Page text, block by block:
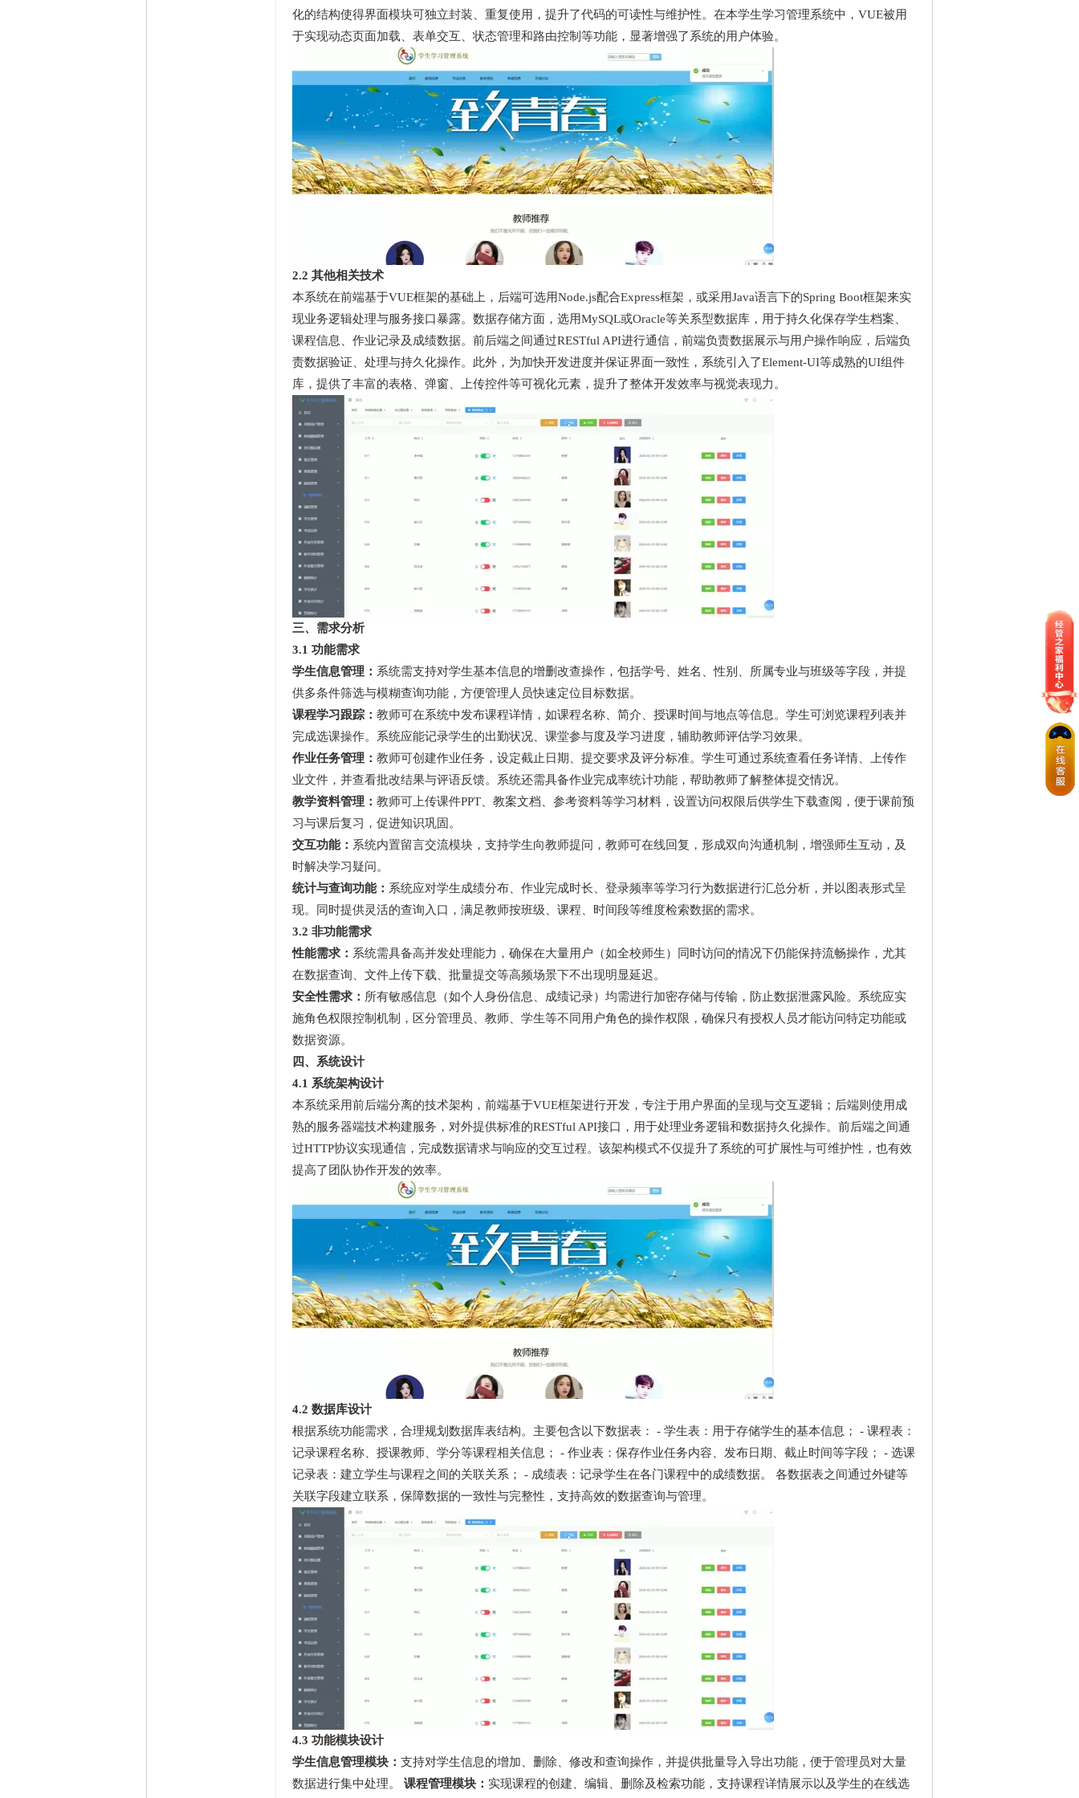
化的结构使得界面模块可独立封装、重复使用，提升了代码的可读性与维护性。在本学生学习管理系统中，VUE被用
于实现动态页面加载、表单交互、状态管理和路由控制等功能，显著增强了系统的用户体验。
2.2 其他相关技术
本系统在前端基于VUE框架的基础上，后端可选用Node.js配合Express框架，或采用Java语言下的Spring Boot框架来实
现业务逻辑处理与服务接口暴露。数据存储方面，选用MySQL或Oracle等关系型数据库，用于持久化保存学生档案、
课程信息、作业记录及成绩数据。前后端之间通过RESTful API进行通信，前端负责数据展示与用户操作响应，后端负
责数据验证、处理与持久化操作。此外，为加快开发进度并保证界面一致性，系统引入了Element-UI等成熟的UI组件
库，提供了丰富的表格、弹窗、上传控件等可视化元素，提升了整体开发效率与视觉表现力。
三、需求分析
3.1 功能需求
学生信息管理： 系统需支持对学生基本信息的增删改查操作，包括学号、姓名、性别、所属专业与班级等字段，并提
供多条件筛选与模糊查询功能，方便管理人员快速定位目标数据。
课程学习跟踪： 教师可在系统中发布课程详情，如课程名称、简介、授课时间与地点等信息。学生可浏览课程列表并
完成选课操作。系统应能记录学生的出勤状况、课堂参与度及学习进度，辅助教师评估学习效果。
作业任务管理： 教师可创建作业任务，设定截止日期、提交要求及评分标准。学生可通过系统查看任务详情、上传作
业文件，并查看批改结果与评语反馈。系统还需具备作业完成率统计功能，帮助教师了解整体提交情况。
教学资料管理： 教师可上传课件PPT、教案文档、参考资料等学习材料，设置访问权限后供学生下载查阅，便于课前预
习与课后复习，促进知识巩固。
交互功能： 系统内置留言交流模块，支持学生向教师提问，教师可在线回复，形成双向沟通机制，增强师生互动，及
时解决学习疑问。
统计与查询功能： 系统应对学生成绩分布、作业完成时长、登录频率等学习行为数据进行汇总分析，并以图表形式呈
现。同时提供灵活的查询入口，满足教师按班级、课程、时间段等维度检索数据的需求。
3.2 非功能需求
性能需求： 系统需具备高并发处理能力，确保在大量用户（如全校师生）同时访问的情况下仍能保持流畅操作，尤其
在数据查询、文件上传下载、批量提交等高频场景下不出现明显延迟。
安全性需求： 所有敏感信息（如个人身份信息、成绩记录）均需进行加密存储与传输，防止数据泄露风险。系统应实
施角色权限控制机制，区分管理员、教师、学生等不同用户角色的操作权限，确保只有授权人员才能访问特定功能或
数据资源。
四、系统设计
4.1 系统架构设计
本系统采用前后端分离的技术架构，前端基于VUE框架进行开发，专注于用户界面的呈现与交互逻辑；后端则使用成
熟的服务器端技术构建服务，对外提供标准的RESTful API接口，用于处理业务逻辑和数据持久化操作。前后端之间通
过HTTP协议实现通信，完成数据请求与响应的交互过程。该架构模式不仅提升了系统的可扩展性与可维护性，也有效
提高了团队协作开发的效率。
4.2 数据库设计
根据系统功能需求，合理规划数据库表结构。主要包含以下数据表： - 学生表：用于存储学生的基本信息； - 课程表：
记录课程名称、授课教师、学分等课程相关信息； - 作业表：保存作业任务内容、发布日期、截止时间等字段； - 选课
记录表：建立学生与课程之间的关联关系； - 成绩表：记录学生在各门课程中的成绩数据。 各数据表之间通过外键等
关联字段建立联系，保障数据的一致性与完整性，支持高效的数据查询与管理。
4.3 功能模块设计
学生信息管理模块： 支持对学生信息的增加、删除、修改和查询操作，并提供批量导入导出功能，便于管理员对大量
数据进行集中处理。 课程管理模块： 实现课程的创建、编辑、删除及检索功能，支持课程详情展示以及学生的在线选